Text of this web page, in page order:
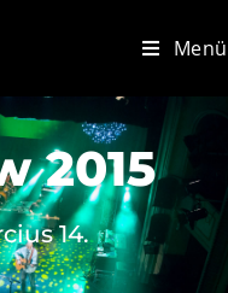
Menü
2015
14.